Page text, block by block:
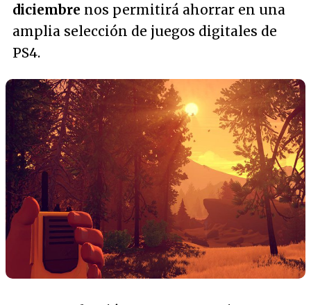
diciembre nos permitirá ahorrar en una
amplia selección de juegos digitales de
PS4.